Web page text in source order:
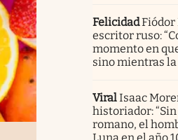
Felicidad
escritor ruso:
momento en
sino mientras la
ViralIsaac
historiador:
romano, el